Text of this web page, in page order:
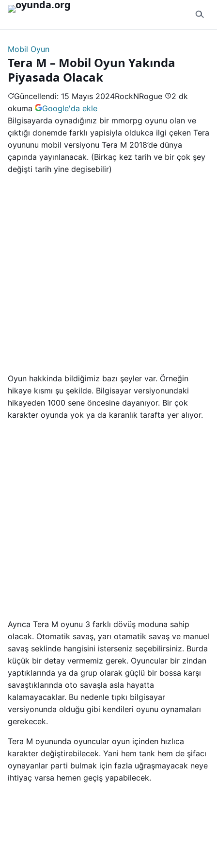
İçeriğe geç
Mobil Oyun
Tera M – Mobil Oyun Yakında
Piyasada Olacak
Güncellendi: 15 Mayıs 2024RockNRogue
2 dk
okuma
Google'da ekle
Bilgisayarda oynadığınız bir mmorpg oyunu olan ve
çıktığı donemde farklı yapisiyla oldukca ilgi çeken Tera
oyununu mobil versiyonu Tera M 2018’de dünya
çapında yayınlanacak. (Birkaç kez tarih ve bir çok şey
değişti tarih yine degisebilir)
Oyun hakkinda bildiğimiz bazı şeyler var. Örneğin
hikaye kısmı şu şekilde. Bilgisayar versiyonundaki
hikayeden 1000 sene öncesine dayanıyor. Bir çok
karakter oyunda yok ya da karanlık tarafta yer alıyor.
Ayrıca Tera M oyunu 3 farklı dövüş moduna sahip
olacak. Otomatik savaş, yarı otamatik savaş ve manuel
savaş seklinde hangisini isterseniz seçebilirsiniz. Burda
küçük bir detay vermemiz gerek. Oyuncular bir zindan
yaptıklarında ya da grup olarak güçlü bir bossa karşı
savaştıklarında oto savaşla asla hayatta
kalamayacaklar. Bu nedenle tıpkı bilgisayar
versiyonunda olduğu gibi kendileri oyunu oynamaları
gerekecek.
Tera M oyununda oyuncular oyun içinden hızlıca
karakter değiştirebilecek. Yani hem tank hem de şifacı
oynayanlar parti bulmak için fazla uğraşmayacak neye
ihtiyaç varsa hemen geçiş yapabilecek.